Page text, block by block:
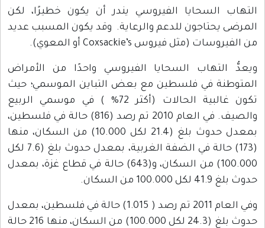
التهاب السحايا الفيروسي يندر أن يكون خطيرًا، لكن
المرضى يحتاجون للدعم والرعاية. وقد يكون المسبب عديد
من الفيروسات (مثل فيروس Coxsackie’s أو المعوي).
ويعدُّ التهاب السحايا الفيروسي واحدًا من الأمراض
المتوطنة في فلسطين مع بعض التباين الموسمي؛ حيث
تكون غالبية الحالات (أكثر 72% ) في موسمي الربيع
والصيف. في العام 2010 تم رصد (816) حالة في فلسطين،
بمعدل حدوث بلغ (21.4 لكل 10.000) من السكان، منها
(173) حالة في الضفة الغربية، بمعدل حدوث بلغ (7.6 لكل
100.000) من السكان، و(643) حالة في قطاع غزة، بمعدل
حدوث بلغ 41.9 لكل 100.000 من السكان.
وفي العام 2011 تم رصد ( 1.015) حالة في فلسطين، بمعدل
حدوث بلغ (24.3 لكل 100.000) من السكان، منها 216 حالة